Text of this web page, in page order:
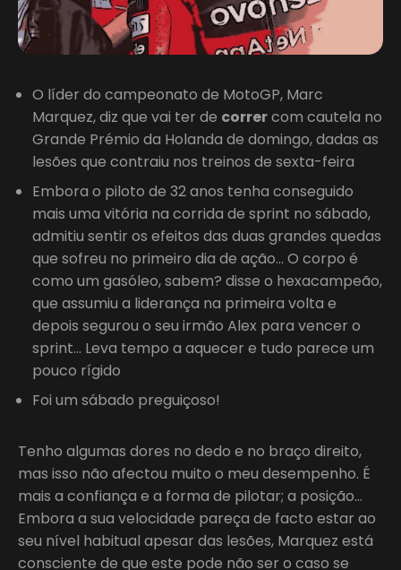
O líder do campeonato de MotoGP, Marc
Marquez, diz que vai ter de corrercom cautela no
Grande Prémio da Holanda de domingo, dadas as
lesões que contraiu nos treinos de sexta-feira
Embora o piloto de 32 anos tenha conseguido
mais uma vitória na corrida de sprint no sábado,
admitiu sentir os efeitos das duas grandes quedas
que sofreu no primeiro dia de ação… O corpo é
como um gasóleo, sabem? disse o hexacampeão,
que assumiu a liderança na primeira volta e
depois segurou o seu irmão Alex para vencer o
sprint… Leva tempo a aquecer e tudo parece um
pouco rígido
Foi um sábado preguiçoso!
Tenho algumas dores no dedo e no braço direito,
mas isso não afectou muito o meu desempenho. É
mais a confiança e a forma de pilotar; a posição…
Embora a sua velocidade pareça de facto estar ao
seu nível habitual apesar das lesões, Marquez está
consciente de que este pode não ser o caso se